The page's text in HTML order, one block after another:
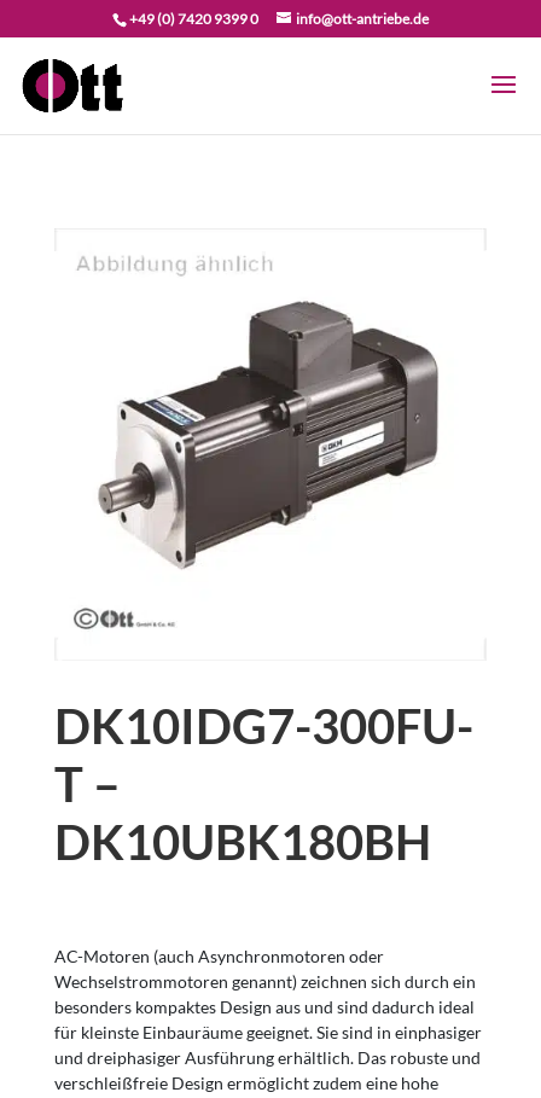
+49 (0) 7420 9399 0 info@ott-antriebe.de
DK10IDG7-300FU-
T –
DK10UBK180BH
AC-Motoren (auch Asynchronmotoren oder
Wechselstrommotoren genannt) zeichnen sich durch ein
besonders kompaktes Design aus und sind dadurch ideal
für kleinste Einbauräume geeignet. Sie sind in einphasiger
und dreiphasiger Ausführung erhältlich. Das robuste und
verschleißfreie Design ermöglicht zudem eine hohe